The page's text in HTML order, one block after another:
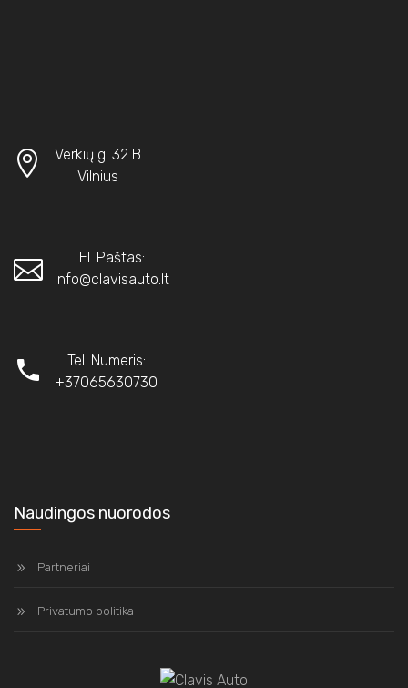
Verkių g. 32 B
Vilnius
El. Paštas:
info@clavisauto.lt
Tel. Numeris:
+37065630730
Naudingos nuorodos
Partneriai
Privatumo politika